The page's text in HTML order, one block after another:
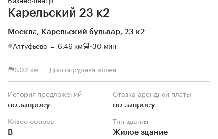
Карельский 23 к2
Москва, Карельский бульвар, 23 к2
Алтуфьево → 6.46 км ~30 мин
5.02 км → Долгопрудная аллея
История предложений
по запросу
Ставка арендной платы
по запросу
Класс офисов
B
Тип здания
Жилое здание